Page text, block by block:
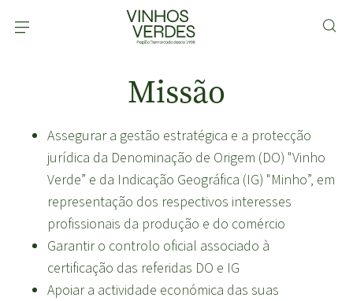
Missão
Assegurar a gestão estratégica e a protecção
jurídica da Denominação de Origem (DO) "Vinho
Verde” e da Indicação Geográfica (IG) "Minho”, em
representação dos respectivos interesses
profissionais da produção e do comércio
Garantir o controlo oficial associado à
certificação das referidas DO e IG
Apoiar a actividade económica das suas